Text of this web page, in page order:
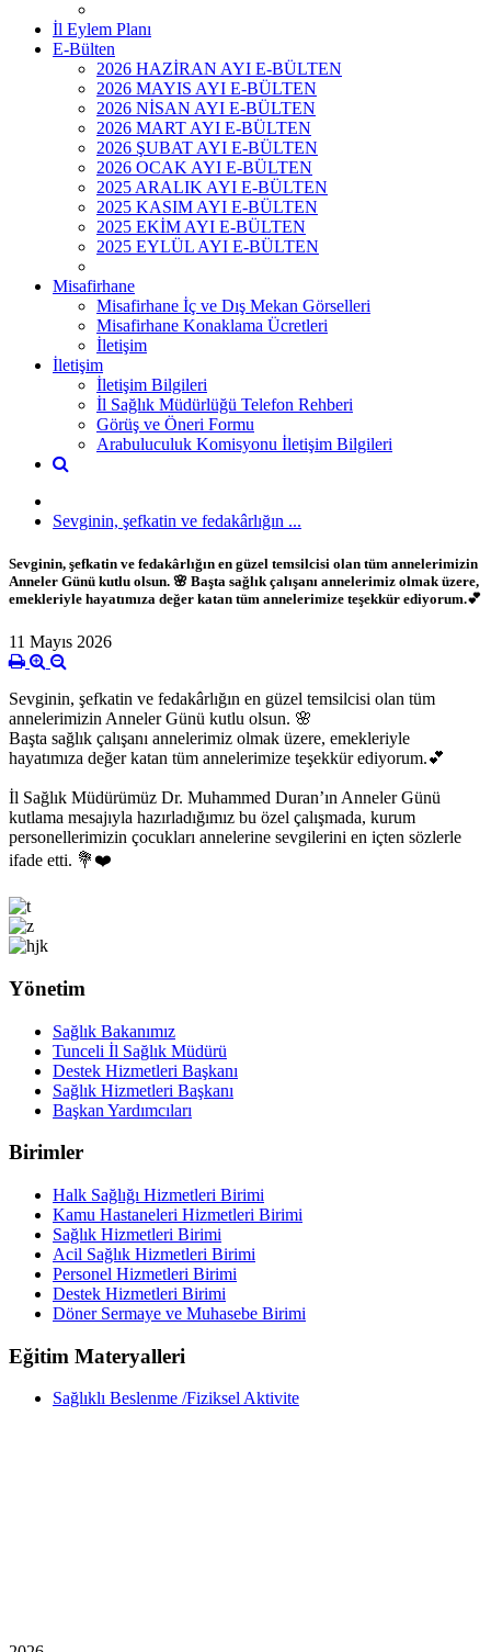
İl Eylem Planı
E-Bülten
2026 HAZİRAN AYI E-BÜLTEN
2026 MAYIS AYI E-BÜLTEN
2026 NİSAN AYI E-BÜLTEN
2026 MART AYI E-BÜLTEN
2026 ŞUBAT AYI E-BÜLTEN
2026 OCAK AYI E-BÜLTEN
2025 ARALIK AYI E-BÜLTEN
2025 KASIM AYI E-BÜLTEN
2025 EKİM AYI E-BÜLTEN
2025 EYLÜL AYI E-BÜLTEN
Misafirhane
Misafirhane İç ve Dış Mekan Görselleri
Misafirhane Konaklama Ücretleri
İletişim
İletişim
İletişim Bilgileri
İl Sağlık Müdürlüğü Telefon Rehberi
Görüş ve Öneri Formu
Arabuluculuk Komisyonu İletişim Bilgileri
Sevginin, şefkatin ve fedakârlığın ...
Sevginin, şefkatin ve fedakârlığın en güzel temsilcisi olan tüm annelerimizin
Anneler Günü kutlu olsun. 🌸 Başta sağlık çalışanı annelerimiz olmak üzere,
emekleriyle hayatımıza değer katan tüm annelerimize teşekkür ediyorum.💕
11 Mayıs 2026
Sevginin, şefkatin ve fedakârlığın en güzel temsilcisi olan tüm
annelerimizin Anneler Günü kutlu olsun. 🌸
Başta sağlık çalışanı annelerimiz olmak üzere, emekleriyle
hayatımıza değer katan tüm annelerimize teşekkür ediyorum.💕
İl Sağlık Müdürümüz Dr. Muhammed Duran’ın Anneler Günü
kutlama mesajıyla hazırladığımız bu özel çalışmada, kurum
personellerimizin çocukları annelerine sevgilerini en içten sözlerle
ifade etti. 💐❤️
Yönetim
Sağlık Bakanımız
Tunceli İl Sağlık Müdürü
Destek Hizmetleri Başkanı
Sağlık Hizmetleri Başkanı
Başkan Yardımcıları
Birimler
Halk Sağlığı Hizmetleri Birimi
Kamu Hastaneleri Hizmetleri Birimi
Sağlık Hizmetleri Birimi
Acil Sağlık Hizmetleri Birimi
Personel Hizmetleri Birimi
Destek Hizmetleri Birimi
Döner Sermaye ve Muhasebe Birimi
Eğitim Materyalleri
Sağlıklı Beslenme /Fiziksel Aktivite